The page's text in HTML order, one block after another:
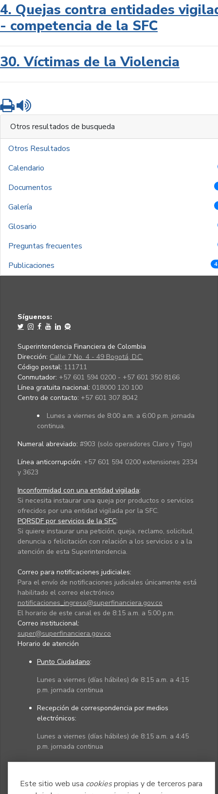
Este sitio web usa cookiespropias y de terceros para
4. Quejas contra entidades
- competencia de la SFC
30. Víctimas de la Violencia
Imprimir
Otros resultados de busqueda
Otros Resultados
Calendario
Documentos
Galería
Glosario
Preguntas frecuentes
Publicaciones
Síguenos:
Superintendencia Financiera de Colombia
Dirección: Calle 7 No. 4 - 49 Bogotá, D.C.
Código postal: 111711
Conmutador: +57 601 594 0200 - +57 601 350 8166
Línea gratuita nacional: 018000 120 100
Centro de contacto: +57 601 307 8042
Lunes a viernes de 8:00 a.m. a 6:00 p.m. jornada
continua.
Numeral abreviado: #903 (solo operadores Claro y Tigo)
Línea anticorrupción: +57 601 594 0200 extensiones 2334
y 3623
Inconformidad con una entidad vigilada:
Si necesita instaurar una queja por productos o servicios
ofrecidos por una entidad vigilada por la SFC.
PQRSDF por servicios de la SFC:
Si quiere instaurar una petición, queja, reclamo, solicitud,
denuncia o felicitación con relación a los servicios o a la
atención de esta Superintendencia.
Correo para notificaciones judiciales:
Para el envío de notificaciones judiciales únicamente está
habilitado el correo electrónico
notificaciones_ingreso@superfinanciera.gov.co
El horario de este canal es de 8:15 a.m. a 5:00 p.m.
Correo institucional:
super@superfinanciera.gov.co
Horario de atención
Punto Ciudadano:
Lunes a viernes (días hábiles) de 8:15 a.m. a 4:15
p.m. jornada continua
Recepción de correspondencia por medios
electrónicos:
Lunes a viernes (días hábiles) de 8:15 a.m. a 4:45
p.m. jornada continua